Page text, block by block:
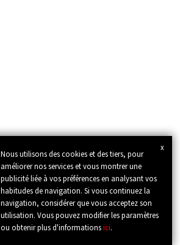
x
Nous utilisons des cookies et des tiers, pour
améliorer nos services et vous montrer une
publicité liée à vos préférences en analysant vos
habitudes de navigation. Si vous continuez la
navigation, considérer que vous acceptez son
utilisation. Vous pouvez modifier les paramètres
ou obtenir plus d'informationsici.